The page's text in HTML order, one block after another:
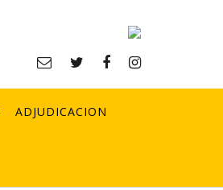
ADJUDICACION